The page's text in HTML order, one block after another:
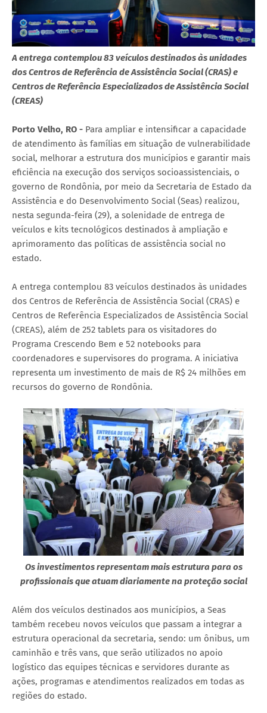
A entrega contemplou 83 veículos destinados às unidades
dos Centros de Referência de Assistência Social (CRAS) e
Centros de Referência Especializados de Assistência Social
(CREAS)
Porto Velho, RO - Para ampliar e intensificar a capacidade
de atendimento às famílias em situação de vulnerabilidade
social, melhorar a estrutura dos municípios e garantir mais
eficiência na execução dos serviços socioassistenciais, o
governo de Rondônia, por meio da Secretaria de Estado da
Assistência e do Desenvolvimento Social (Seas) realizou,
nesta segunda-feira (29), a solenidade de entrega de
veículos e kits tecnológicos destinados à ampliação e
aprimoramento das políticas de assistência social no
estado.
A entrega contemplou 83 veículos destinados às unidades
dos Centros de Referência de Assistência Social (CRAS) e
Centros de Referência Especializados de Assistência Social
(CREAS), além de 252 tablets para os visitadores do
Programa Crescendo Bem e 52 notebooks para
coordenadores e supervisores do programa. A iniciativa
representa um investimento de mais de R$ 24 milhões em
recursos do governo de Rondônia.
Os investimentos representam mais estrutura para os
profissionais que atuam diariamente na proteção social
Além dos veículos destinados aos municípios, a Seas
também recebeu novos veículos que passam a integrar a
estrutura operacional da secretaria, sendo: um ônibus, um
caminhão e três vans, que serão utilizados no apoio
logístico das equipes técnicas e servidores durante as
ações, programas e atendimentos realizados em todas as
regiões do estado.